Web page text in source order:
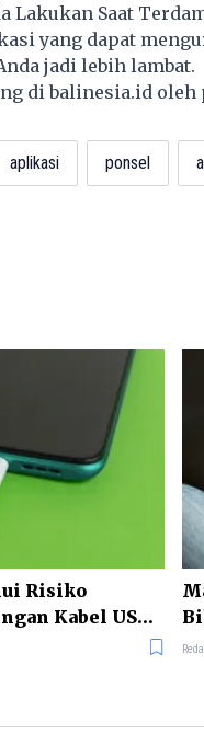
Lakukan Saat
yang dapat
jadi lebih lambat.
dibalinesia.id oleh
aplikasi ponsel
Risiko
Kabel USB